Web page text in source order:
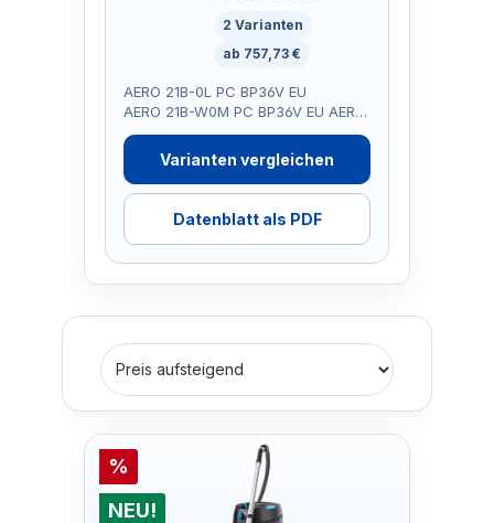
2 Varianten
ab 757,73 €
AERO 21B-0L PC BP36V EU
AERO 21B-W0M PC BP36V EU AERO 21B-W0M PC BP36V EU
Varianten vergleichen
Datenblatt als PDF
%
NEU!